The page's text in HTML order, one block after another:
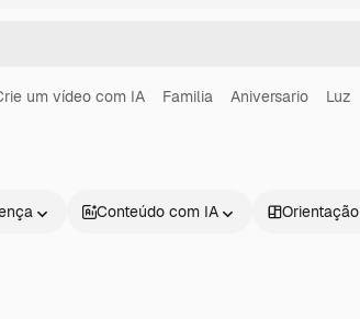
um vídeo com IA Familia Aniversario Luz
Conteúdo com IA Orientação